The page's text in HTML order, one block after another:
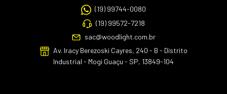
(19) 99744-0080
(19) 99572-7218
sac@woodlight.com.br
Av. Iracy Berezoski Cayres, 240 - B - Distrito
Industrial - Mogi Guaçu - SP, 13849-104